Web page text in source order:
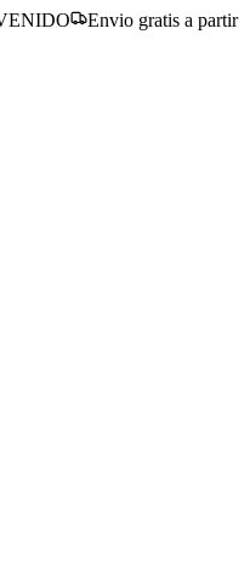
Envio gratis a partir